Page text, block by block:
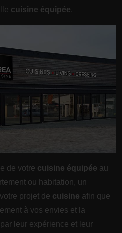
cuisine équipée.
de votre cuisine équipée au
ou habitation, un
projet de cuisine afin que
à vos envies et la
leur expérience et leur